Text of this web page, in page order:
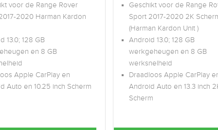
voor de Range Rover
2020 Harman Kardon
13.0; 128 GB
en 8 GB
Apple CarPlay en
Auto en 10.25 inch Scherm
Geschikt voor de Range
Sport 2017-2020 2K
(Harman Kardon Unit )
Android 13.0; 128 GB
werkgeheugen en 8 GB
werksnelheid
Draadloos Apple CarPlay
Android Auto en 13.3 inch
Scherm